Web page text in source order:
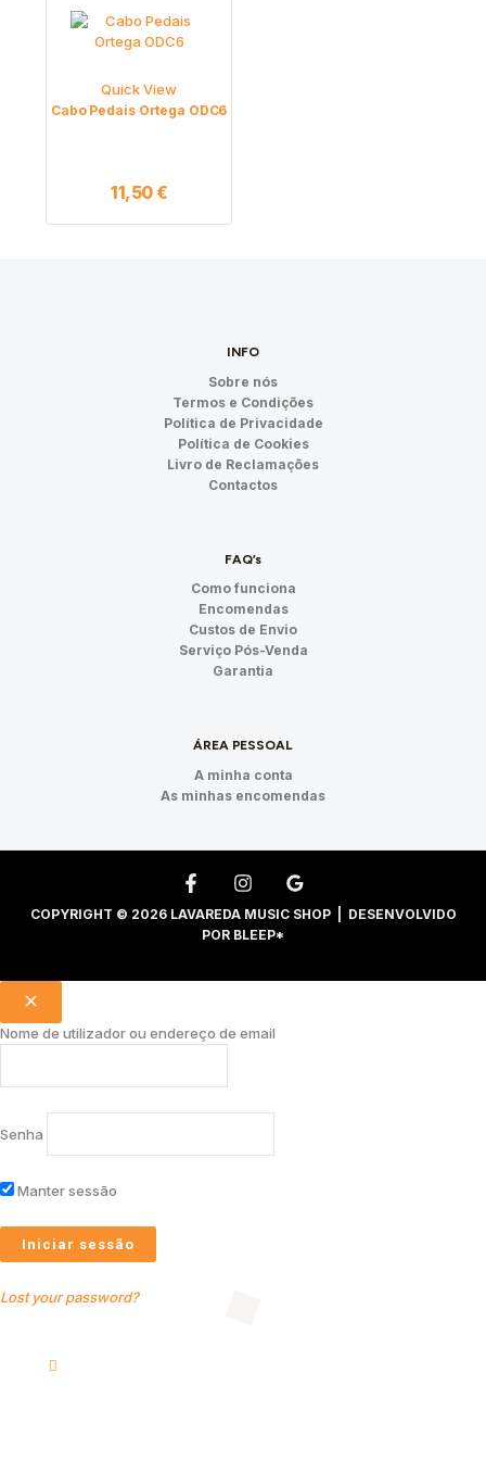
Quick View
Cabo Pedais Ortega ODC6
11,50€
INFO
Sobre nós
Termos e Condições
Política de Privacidade
Política de Cookies
Livro de Reclamações
Contactos
FAQ’s
Como funciona
Encomendas
Custos de Envio
Serviço Pós-Venda
Garantia
ÁREA PESSOAL
A minha conta
As minhas encomendas
COPYRIGHT © 2026 LAVAREDA MUSIC SHOP | DESENVOLVIDO
POR BLEEP*
Nome de utilizador ou endereço de email
Senha
Manter sessão
Lost your password?